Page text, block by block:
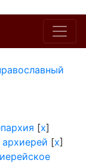
[x]
архиерей [x]